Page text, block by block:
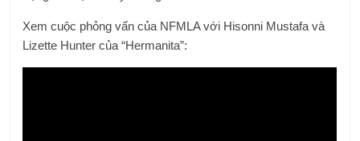
Xem cuộc phỏng vấn của NFMLA với Hisonni Mustafa và
Lizette Hunter của “Hermanita”: